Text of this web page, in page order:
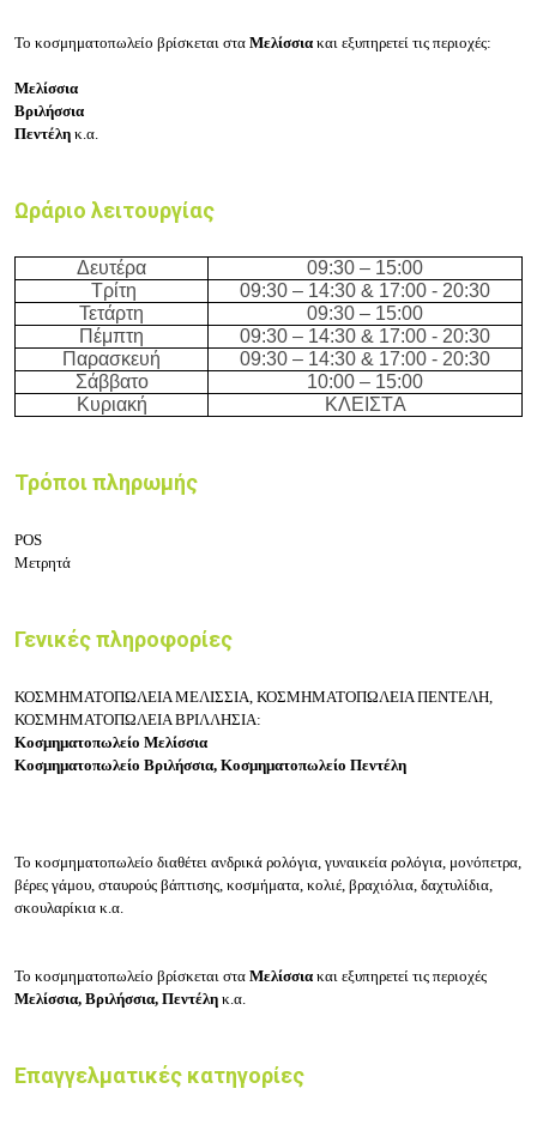
Το κοσμηματοπωλείο βρίσκεται στα Μελίσσια και εξυπηρετεί τις περιοχές:
Μελίσσια
Βριλήσσια
Πεντέλη κ.α.
Ωράριο λειτουργίας
Δευτέρα 09:30 – 15:00
Τρίτη
09:30 – 14:30 & 17:00 - 20:30
Τετάρτη
09:30 – 15:00
Πέμπτη
09:30 – 14:30 & 17:00 - 20:30
Παρασκευή
09:30 – 14:30 & 17:00 - 20:30
Σάββατο
10:00 – 15:00
Κυριακή
ΚΛΕΙΣΤA
Τρόποι πληρωμής
POS
Μετρητά
Γενικές πληροφορίες
ΚΟΣΜΗΜΑΤΟΠΩΛΕΙΑ ΜΕΛΙΣΣΙΑ, ΚΟΣΜΗΜΑΤΟΠΩΛΕΙΑ ΠΕΝΤΕΛΗ,
ΚΟΣΜΗΜΑΤΟΠΩΛΕΙΑ ΒΡΙΛΛΗΣΙΑ:
Κοσμηματοπωλείο Μελίσσια
Κοσμηματοπωλείο Βριλήσσια, Κοσμηματοπωλείο Πεντέλη
Το κοσμηματοπωλείο διαθέτει ανδρικά ρολόγια, γυναικεία ρολόγια, μονόπετρα,
βέρες γάμου, σταυρούς βάπτισης, κοσμήματα, κολιέ, βραχιόλια, δαχτυλίδια,
σκουλαρίκια κ.α.
Το κοσμηματοπωλείο βρίσκεται στα Μελίσσια και εξυπηρετεί τις περιοχές
Μελίσσια, Βριλήσσια, Πεντέλη κ.α.
Επαγγελματικές κατηγορίες